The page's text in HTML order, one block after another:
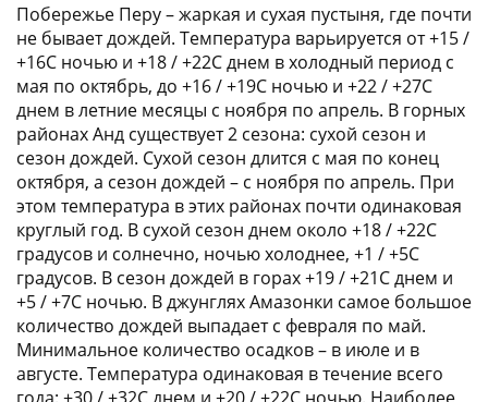
Побережье Перу – жаркая и сухая пустыня, где почти
не бывает дождей. Температура варьируется от +15 /
+16С ночью и +18 / +22С днем в холодный период с
мая по октябрь, до +16 / +19С ночью и +22 / +27С
днем в летние месяцы с ноября по апрель. В горных
районах Анд существует 2 сезона: сухой сезон и
сезон дождей. Сухой сезон длится с мая по конец
октября, а сезон дождей – с ноября по апрель. При
этом температура в этих районах почти одинаковая
круглый год. В сухой сезон днем около +18 / +22С
градусов и солнечно, ночью холоднее, +1 / +5С
градусов. В сезон дождей в горах +19 / +21С днем и
+5 / +7С ночью. В джунглях Амазонки самое большое
количество дождей выпадает с февраля по май.
Минимальное количество осадков – в июле и в
августе. Температура одинаковая в течение всего